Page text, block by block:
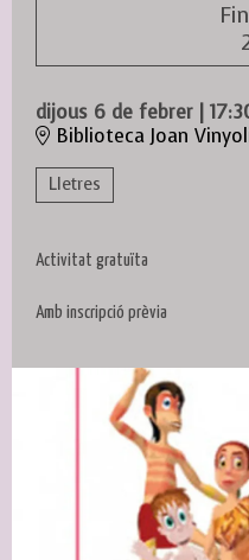
dijous 6 de febrer |
Biblioteca Joan
Lletres
Activitat gratuïta
Amb inscripció prèvia